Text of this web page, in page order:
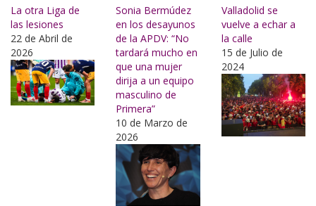
La otra Liga de
las lesiones
22 de Abril de
2026
Sonia Bermúdez
en los desayunos
de la APDV: “No
tardará mucho en
que una mujer
dirija a un equipo
masculino de
Primera”
10 de Marzo de
2026
Valladolid se
vuelve a echar a
la calle
15 de Julio de
2024